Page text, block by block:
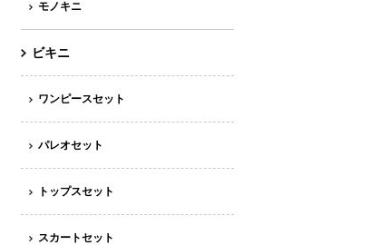
モノキニ
ビキニ
ワンピースセット
パレオセット
トップスセット
スカートセット